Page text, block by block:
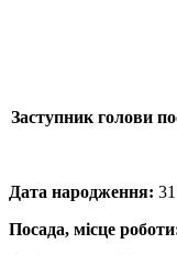
Заступник голови
Дата народження:
Посада, місце